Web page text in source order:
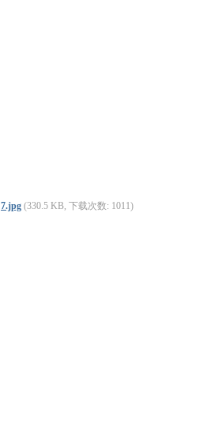
7.jpg (330.5 KB, 下载次数: 1011)